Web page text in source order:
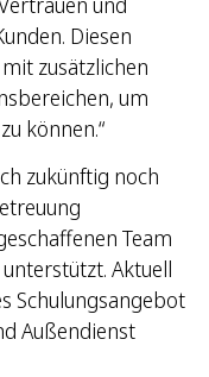
Diesen
zusätzlichen
um
können.“
zukünftig noch
Team
unterstützt. Aktuell
Schulungsangebot
Außendienst